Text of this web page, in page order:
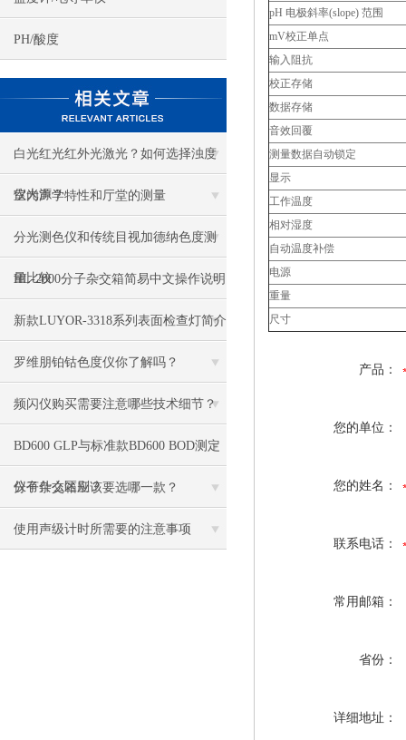
PH/酸度
白光红光红外光激光？如何选择浊度
仪光源？
室内声学特性和厅堂的测量
分光测色仪和传统目视加德纳色度测
量比较
HL-2000分子杂交箱简易中文操作说明
新款LUYOR-3318系列表面检查灯简介
罗维朋铂钴色度仪你了解吗？
频闪仪购买需要注意哪些技术细节？
BD600 GLP与标准款BD600 BOD测定
仪有什么区别？
分子杂交箱应该要选哪一款？
使用声级计时所需要的注意事项
pH 电极斜率(slope) 范围
mV校正单点
输入阻抗
校正存储
数据存储
音效回覆
测量数据自动锁定
显示
工作温度
相对湿度
自动温度补偿
电源
重量
尺寸
产品：
您的单位：
您的姓名：
联系电话：
常用邮箱：
省份：
详细地址：